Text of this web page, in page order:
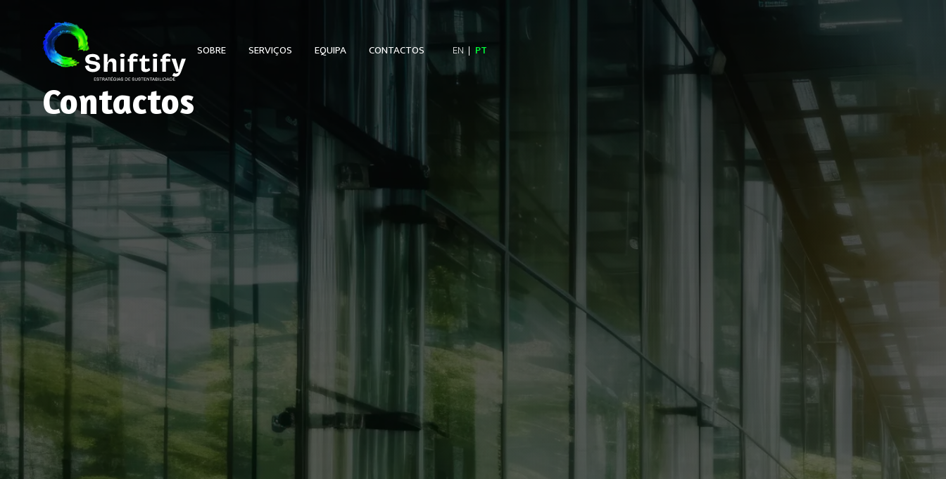
SOBRE SERVIÇOS EQUIPA CONTACTOS EN PT
Contactos